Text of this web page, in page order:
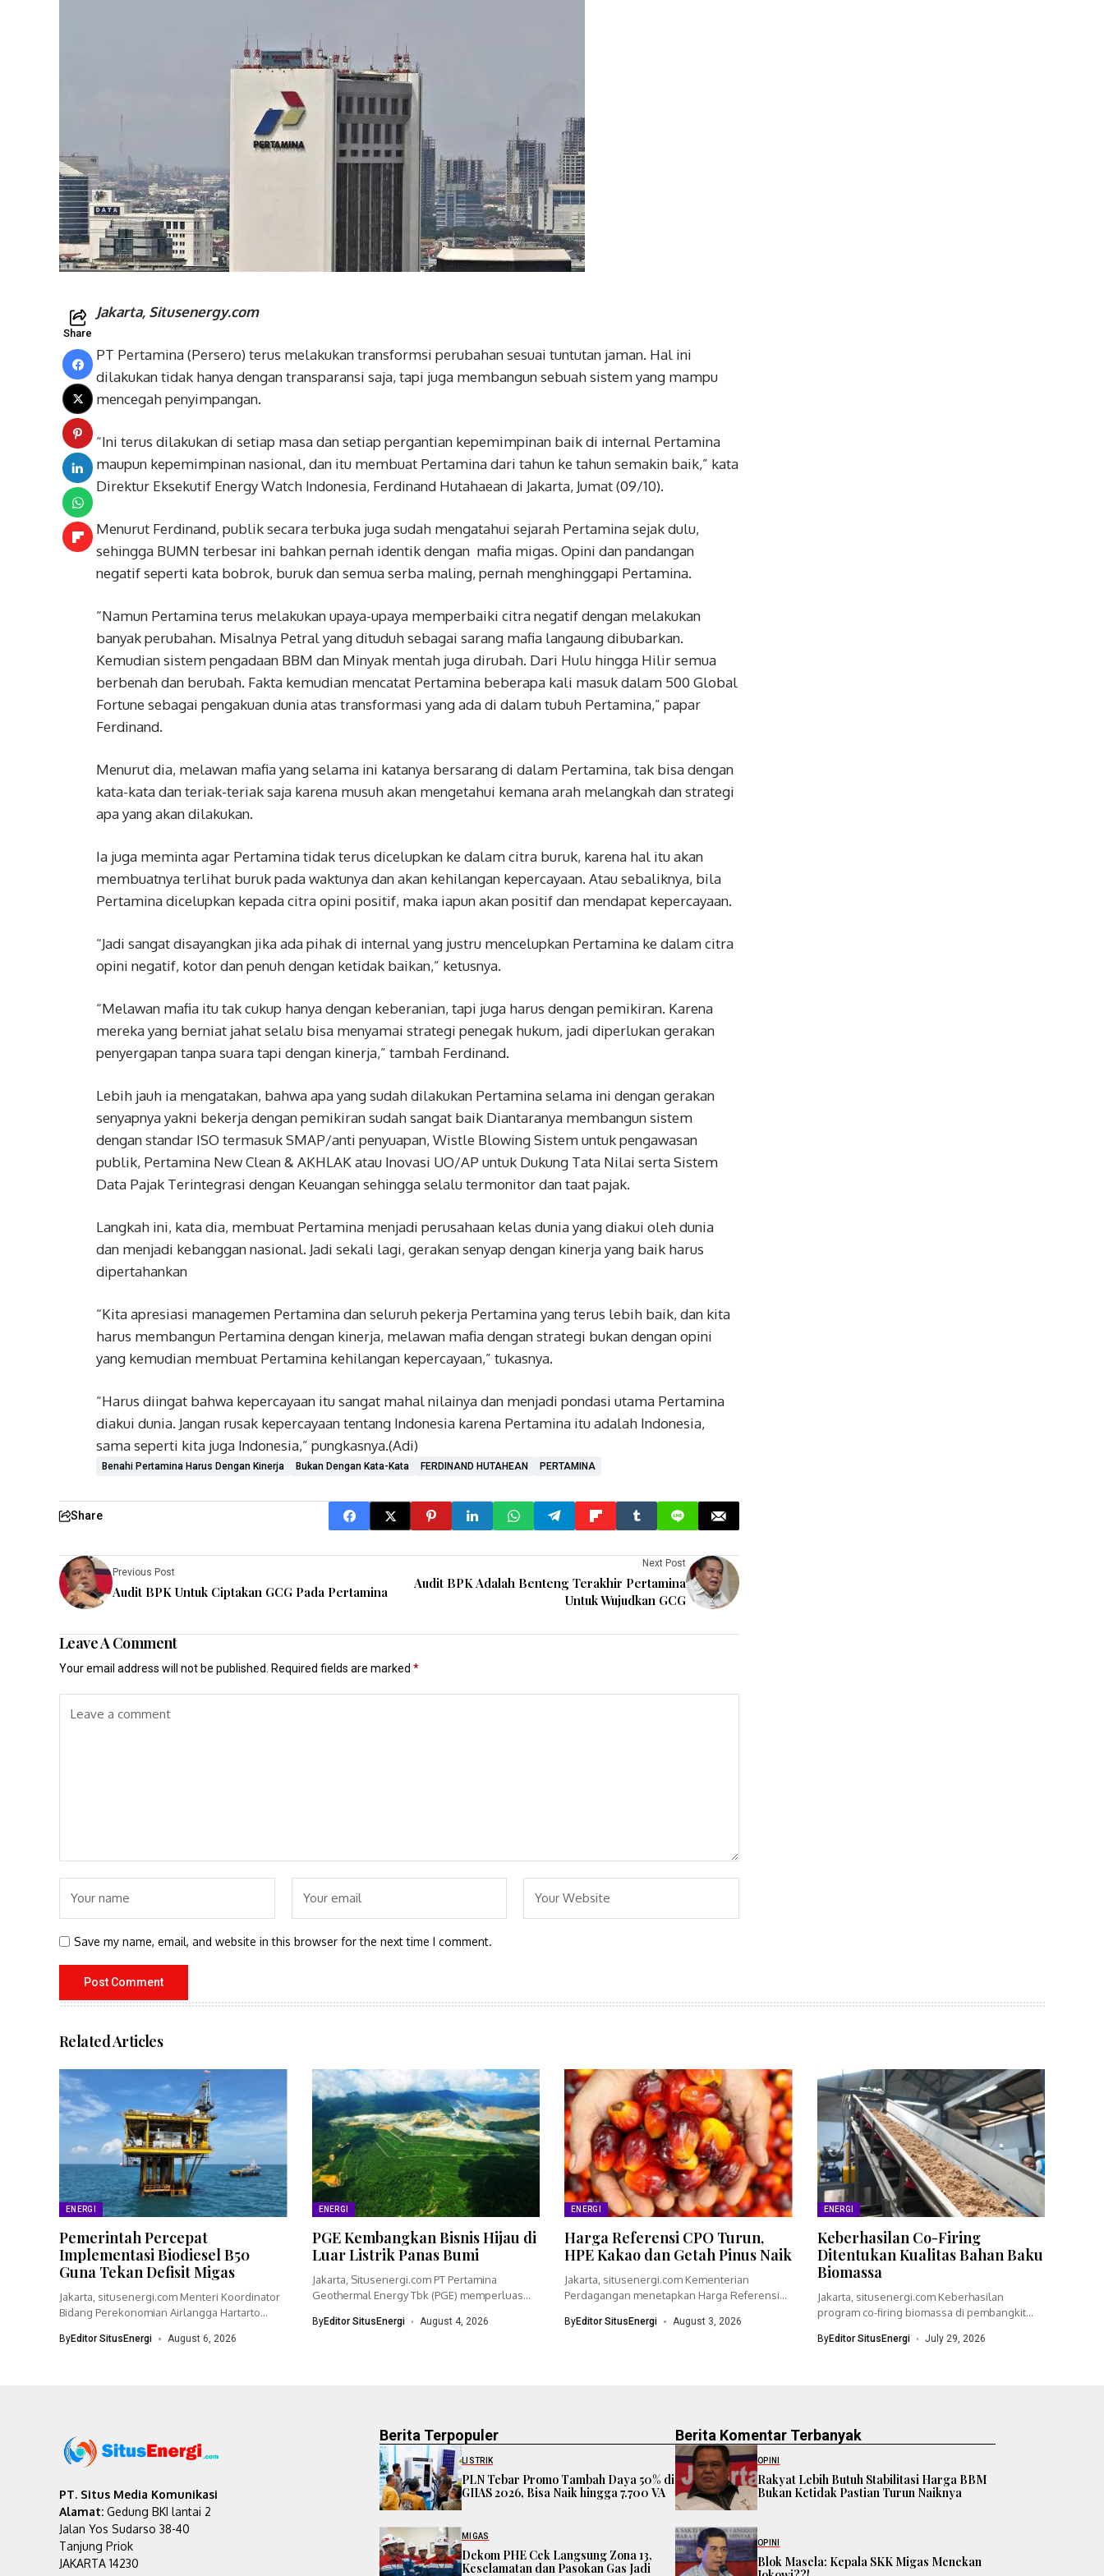
Share
Jakarta, Situsenergy.com
PT Pertamina (Persero) terus melakukan transformsi perubahan sesuai tuntutan jaman. Hal ini
dilakukan tidak hanya dengan transparansi saja, tapi juga membangun sebuah sistem yang mampu
mencegah penyimpangan.
“Ini terus dilakukan di setiap masa dan setiap pergantian kepemimpinan baik di internal Pertamina
maupun kepemimpinan nasional, dan itu membuat Pertamina dari tahun ke tahun semakin baik,” kata
Direktur Eksekutif Energy Watch Indonesia, Ferdinand Hutahaean di Jakarta, Jumat (09/10).
Menurut Ferdinand, publik secara terbuka juga sudah mengatahui sejarah Pertamina sejak dulu,
sehingga BUMN terbesar ini bahkan pernah identik dengan mafia migas. Opini dan pandangan
negatif seperti kata bobrok, buruk dan semua serba maling, pernah menghinggapi Pertamina.
“Namun Pertamina terus melakukan upaya-upaya memperbaiki citra negatif dengan melakukan
banyak perubahan. Misalnya Petral yang dituduh sebagai sarang mafia langaung dibubarkan.
Kemudian sistem pengadaan BBM dan Minyak mentah juga dirubah. Dari Hulu hingga Hilir semua
berbenah dan berubah. Fakta kemudian mencatat Pertamina beberapa kali masuk dalam 500 Global
Fortune sebagai pengakuan dunia atas transformasi yang ada di dalam tubuh Pertamina,” papar
Ferdinand.
Menurut dia, melawan mafia yang selama ini katanya bersarang di dalam Pertamina, tak bisa dengan
kata-kata dan teriak-teriak saja karena musuh akan mengetahui kemana arah melangkah dan strategi
apa yang akan dilakukan.
Ia juga meminta agar Pertamina tidak terus dicelupkan ke dalam citra buruk, karena hal itu akan
membuatnya terlihat buruk pada waktunya dan akan kehilangan kepercayaan. Atau sebaliknya, bila
Pertamina dicelupkan kepada citra opini positif, maka iapun akan positif dan mendapat kepercayaan.
“Jadi sangat disayangkan jika ada pihak di internal yang justru mencelupkan Pertamina ke dalam citra
opini negatif, kotor dan penuh dengan ketidak baikan,” ketusnya.
“Melawan mafia itu tak cukup hanya dengan keberanian, tapi juga harus dengan pemikiran. Karena
mereka yang berniat jahat selalu bisa menyamai strategi penegak hukum, jadi diperlukan gerakan
penyergapan tanpa suara tapi dengan kinerja,” tambah Ferdinand.
Lebih jauh ia mengatakan, bahwa apa yang sudah dilakukan Pertamina selama ini dengan gerakan
senyapnya yakni bekerja dengan pemikiran sudah sangat baik Diantaranya membangun sistem
dengan standar ISO termasuk SMAP/anti penyuapan, Wistle Blowing Sistem untuk pengawasan
publik, Pertamina New Clean & AKHLAK atau Inovasi UO/AP untuk Dukung Tata Nilai serta Sistem
Data Pajak Terintegrasi dengan Keuangan sehingga selalu termonitor dan taat pajak.
Langkah ini, kata dia, membuat Pertamina menjadi perusahaan kelas dunia yang diakui oleh dunia
dan menjadi kebanggan nasional. Jadi sekali lagi, gerakan senyap dengan kinerja yang baik harus
dipertahankan
“Kita apresiasi managemen Pertamina dan seluruh pekerja Pertamina yang terus lebih baik, dan kita
harus membangun Pertamina dengan kinerja, melawan mafia dengan strategi bukan dengan opini
yang kemudian membuat Pertamina kehilangan kepercayaan,” tukasnya.
“Harus diingat bahwa kepercayaan itu sangat mahal nilainya dan menjadi pondasi utama Pertamina
diakui dunia. Jangan rusak kepercayaan tentang Indonesia karena Pertamina itu adalah Indonesia,
sama seperti kita juga Indonesia,” pungkasnya.(Adi)
Benahi Pertamina Harus Dengan Kinerja Bukan Dengan Kata-Kata FERDINAND HUTAHEAN PERTAMINA
Share
Previous Post
Audit BPK Untuk Ciptakan GCG Pada Pertamina
Next Post
Audit BPK Adalah Benteng Terakhir Pertamina
Untuk Wujudkan GCG
Leave A Comment
Your email address will not be published. Required fields are marked *
Save my name, email, and website in this browser for the next time I comment.
Related Articles
ENERGI
Pemerintah Percepat
Implementasi Biodiesel B50
Guna Tekan Defisit Migas
Jakarta, situsenergi.com Menteri Koordinator
Bidang Perekonomian Airlangga Hartarto
mempercepat...
ByEditor SitusEnergi August 6, 2026
ENERGI
PGE Kembangkan Bisnis Hijau di
Luar Listrik Panas Bumi
Jakarta, Situsenergi.com PT Pertamina
Geothermal Energy Tbk (PGE) memperluas
ByEditor SitusEnergi August 4, 2026
ENERGI
Harga Referensi CPO Turun,
HPE Kakao dan Getah Pinus Naik
Jakarta, situsenergi.com Kementerian
Perdagangan menetapkan Harga Referensi
ByEditor SitusEnergi August 3, 2026
ENERGI
Keberhasilan Co-Firing
Ditentukan Kualitas Bahan Baku
Biomassa
Jakarta, situsenergi.com Keberhasilan
program co-firing biomassa di pembangkit
ByEditor SitusEnergi July 29, 2026
PT. Situs Media Komunikasi
Alamat: Gedung BKI lantai 2
Jalan Yos Sudarso 38-40
Tanjung Priok
JAKARTA 14230
Berita Terpopuler
LISTRIK
PLN Tebar Promo Tambah Daya 50% di
GIIAS 2026, Bisa Naik hingga 7.700 VA
MIGAS
Dekom PHE Cek Langsung Zona 13,
Keselamatan dan Pasokan Gas Jadi
Berita Komentar Terbanyak
OPINI
Rakyat Lebih Butuh Stabilitasi Harga BBM
Bukan Ketidak Pastian Turun Naiknya
OPINI
Blok Masela: Kepala SKK Migas Menekan